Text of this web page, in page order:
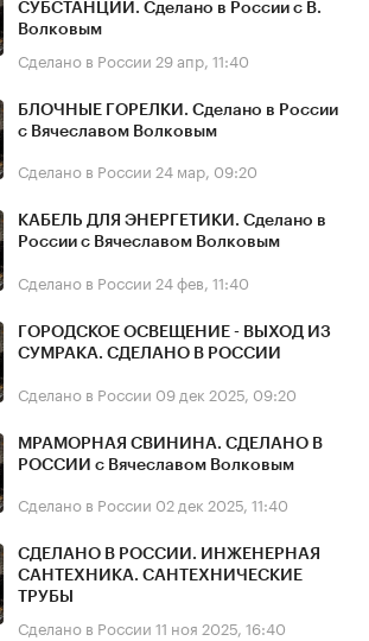
СУБСТАНЦИИ. Сделано в России с В.
Волковым
Сделано в России 29 апр, 11:40
БЛОЧНЫЕ ГОРЕЛКИ. Сделано в России
с Вячеславом Волковым
Сделано в России 24 мар, 09:20
КАБЕЛЬ ДЛЯ ЭНЕРГЕТИКИ. Сделано в
России с Вячеславом Волковым
Сделано в России 24 фев, 11:40
ГОРОДСКОЕ ОСВЕЩЕНИЕ - ВЫХОД ИЗ
СУМРАКА. СДЕЛАНО В РОССИИ
Сделано в России 09 дек 2025, 09:20
МРАМОРНАЯ СВИНИНА. СДЕЛАНО В
РОССИИ с Вячеславом Волковым
Сделано в России 02 дек 2025, 11:40
СДЕЛАНО В РОССИИ. ИНЖЕНЕРНАЯ
САНТЕХНИКА. САНТЕХНИЧЕСКИЕ
ТРУБЫ
Сделано в России 11 ноя 2025, 16:40